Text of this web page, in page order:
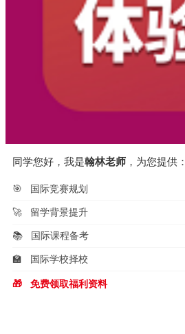
同学您好，我是翰林老师 ，为您提供：
🎯 国际竞赛规划
🚀 留学背景提升
📚 国际课程备考
🏫 国际学校择校
🎁 免费领取福利资料